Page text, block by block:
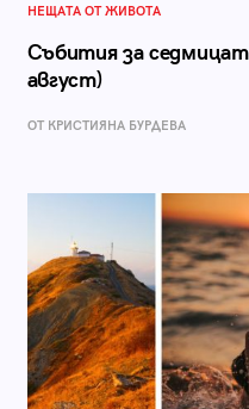
НЕЩАТА ОТ ЖИВОТА
Събития за
август)
ОТ КРИСТИЯНА БУРДЕВА